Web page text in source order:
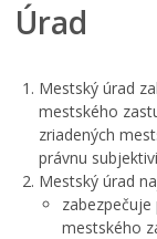
Prednosta
Klientske
Projekty
Tlačivá a
Zmluvy,
Oznamy
Úrad
Mestský úrad
mestského
zriadených
právnu
Mestský úrad
mestského